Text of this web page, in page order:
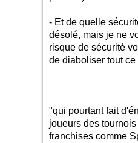
- Et de quelle
désolé, mais je ne
risque de sécurité
de diaboliser tout
"qui pourtant fait
joueurs des
franchises comme